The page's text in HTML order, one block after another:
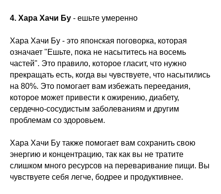
4. Хара Хачи Бу - ешьте умеренно
Хара Хачи Бу - это японская поговорка, которая
означает "Ешьте, пока не насытитесь на восемь
частей". Это правило, которое гласит, что нужно
прекращать есть, когда вы чувствуете, что насытились
на 80%. Это помогает вам избежать переедания,
которое может привести к ожирению, диабету,
сердечно-сосудистым заболеваниям и другим
проблемам со здоровьем.
Хара Хачи Бу также помогает вам сохранить свою
энергию и концентрацию, так как вы не тратите
слишком много ресурсов на переваривание пищи. Вы
чувствуете себя легче, бодрее и продуктивнее.